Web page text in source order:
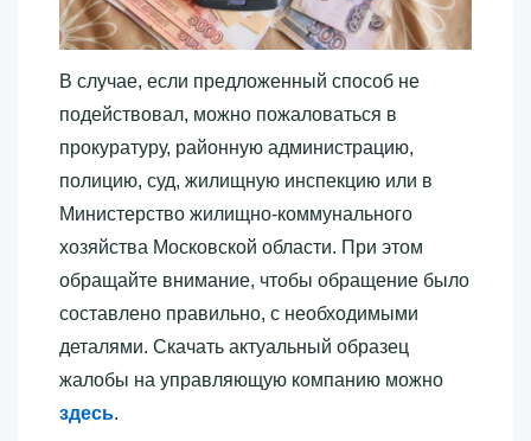
В случае, если предложенный способ не
подействовал, можно пожаловаться в
прокуратуру, районную администрацию,
полицию, суд, жилищную инспекцию или в
Министерство жилищно-коммунального
хозяйства Московской области. При этом
обращайте внимание, чтобы обращение было
составлено правильно, с необходимыми
деталями. Скачать актуальный образец
жалобы на управляющую компанию можно
здесь.